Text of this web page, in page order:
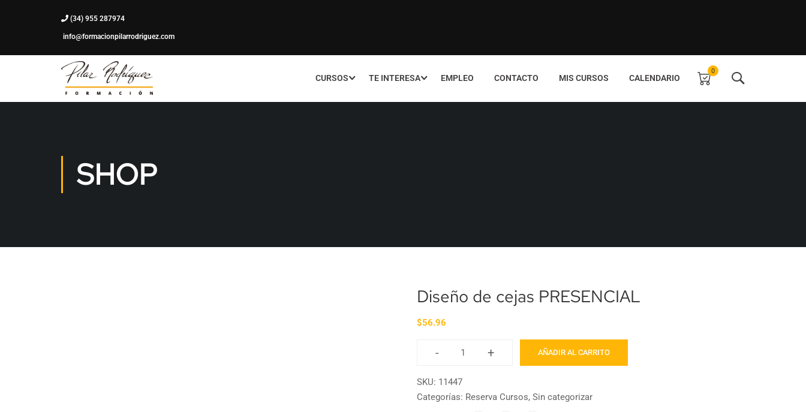
(34) 955 287974
info@formacionpilarrodriguez.com
CURSOS TE INTERESA EMPLEO CONTACTO MIS CURSOS CALENDARIO
0
SHOP
Diseño de cejas PRESENCIAL
$56.96
- + AÑADIR AL CARRITO
SKU: 11447
Categorías: Reserva Cursos, Sin categorizar